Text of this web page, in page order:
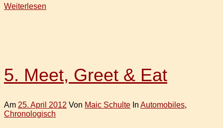
Weiterlesen
5. Meet, Greet & Eat
Am 25. April 2012 Von Maic Schulte In Automobiles,
Chronologisch